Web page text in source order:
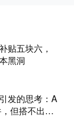
贴五块六，
黑洞
发的思考：A
但搭不出企